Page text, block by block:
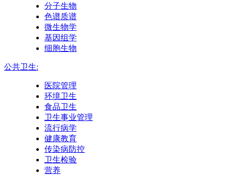
分子生物
色谱质谱
微生物学
基因组学
细胞生物
公共卫生:
医院管理
环境卫生
食品卫生
卫生事业管理
流行病学
健康教育
传染病防控
卫生检验
营养